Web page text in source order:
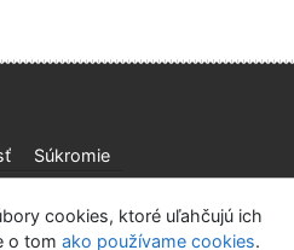
Súkromie
cookies, ktoré uľahčujú ich
o tom ako používame cookies.